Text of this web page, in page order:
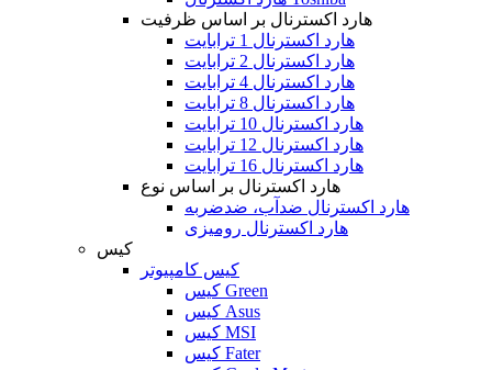
هارد اکسترنال بر اساس ظرفیت
هارد اکسترنال 1 ترابایت
هارد اکسترنال 2 ترابایت
هارد اکسترنال 4 ترابایت
هارد اکسترنال 8 ترابایت
هارد اکسترنال 10 ترابایت
هارد اکسترنال 12 ترابایت
هارد اکسترنال 16 ترابایت
هارد اکسترنال بر اساس نوع
هارد اکسترنال ضدآب، ضدضربه
هارد اکسترنال رومیزی
کیس
کیس کامپیوتر
کیس Green
کیس Asus
کیس MSI
کیس Fater